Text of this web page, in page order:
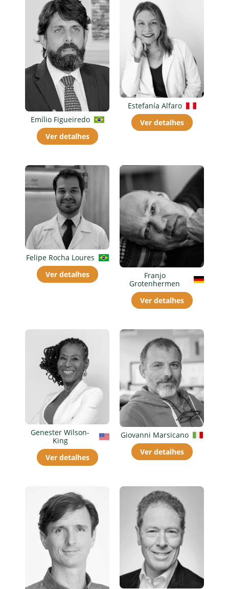
Emílio Figueiredo
Ver detalhes
Estefanía Alfaro
Ver detalhes
Felipe Rocha Loures
Ver detalhes
Franjo
Grotenhermen
Ver detalhes
Genester Wilson-
King
Ver detalhes
Giovanni Marsicano
Ver detalhes